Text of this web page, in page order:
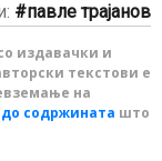
павле трајанов
издавачки и
текстови е
на
содржината што